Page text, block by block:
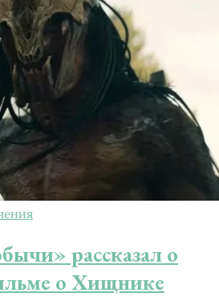
рассказал о
о Хищнике